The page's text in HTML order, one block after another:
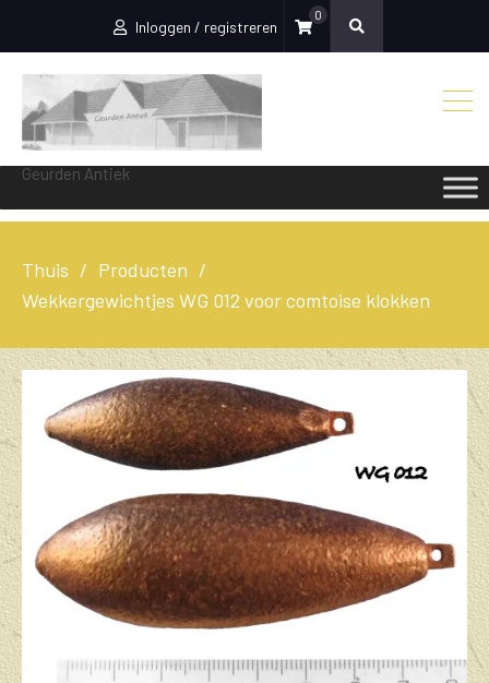
Inloggen / registreren
0
Geurden Antiek
Thuis
Producten
Wekkergewichtjes WG 012 voor comtoise klokken